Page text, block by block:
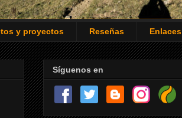
y proyectos Reseñas Enlaces
Síguenos en